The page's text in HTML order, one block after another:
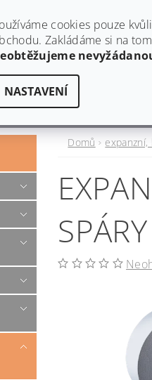
KONTAKTY
Domů expanzní,
cookies pouze
Zakládáme si na
NASTAVENÍ